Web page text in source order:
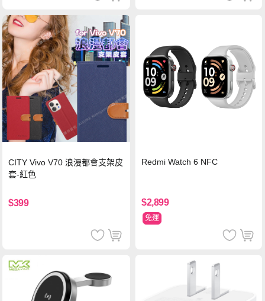
CITY Vivo V70 浪漫都會支架皮
套-紅色
$399
Redmi Watch 6 NFC
$2,899
免運